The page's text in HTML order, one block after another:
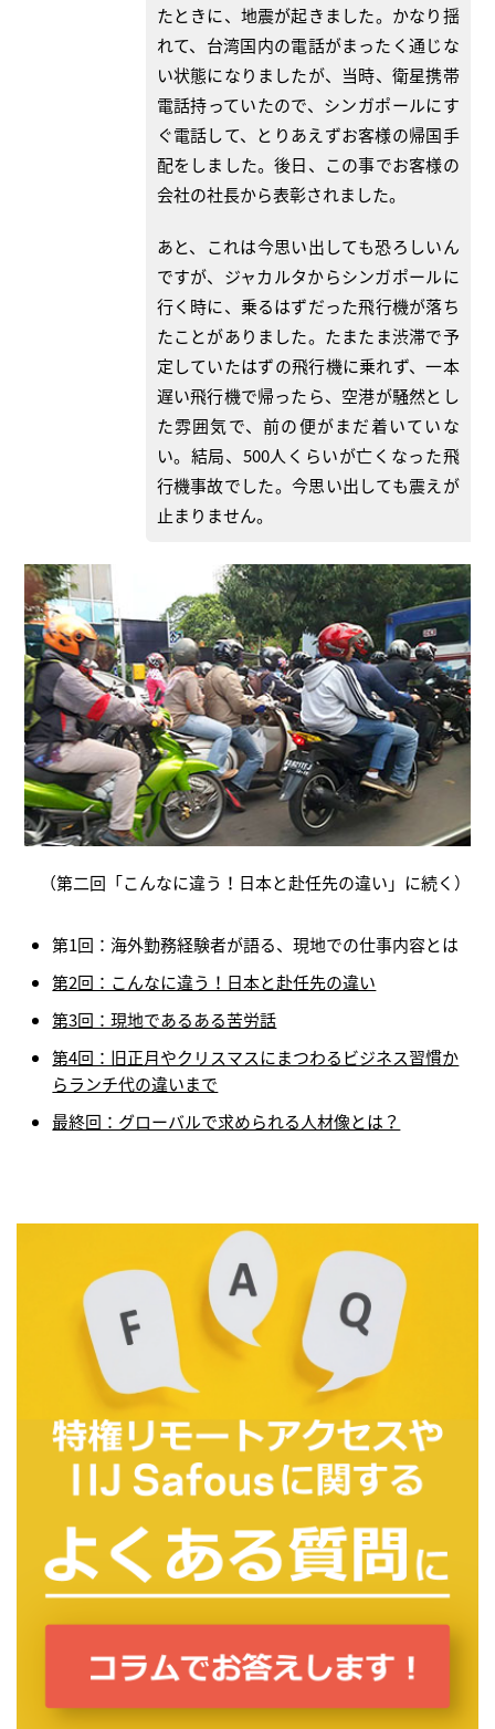
たときに、地震が起きました。かなり揺
れて、台湾国内の電話がまったく通じな
い状態になりましたが、当時、衛星携帯
電話持っていたので、シンガポールにす
ぐ電話して、とりあえずお客様の帰国手
配をしました。後日、この事でお客様の
会社の社長から表彰されました。
あと、これは今思い出しても恐ろしいん
ですが、ジャカルタからシンガポールに
行く時に、乗るはずだった飛行機が落ち
たことがありました。たまたま渋滞で予
定していたはずの飛行機に乗れず、一本
遅い飛行機で帰ったら、空港が騒然とし
た雰囲気で、前の便がまだ着いていな
い。結局、500人くらいが亡くなった飛
行機事故でした。今思い出しても震えが
止まりません。
（第二回「こんなに違う！日本と赴任先の違い」に続く）
第1回：海外勤務経験者が語る、現地での仕事内容とは
第2回：こんなに違う！日本と赴任先の違い
第3回：現地であるある苦労話
第4回：旧正月やクリスマスにまつわるビジネス習慣か
らランチ代の違いまで
最終回：グローバルで求められる人材像とは？